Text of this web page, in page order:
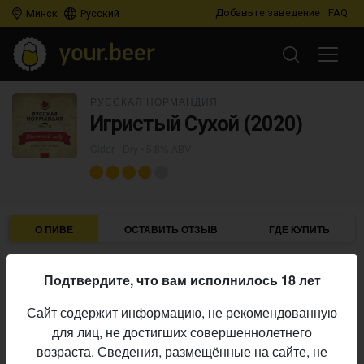
Минск Русский Добавьте заведение FAQ
Игристый Сухой (2020)
О ПИВЕ ОСТАВИТЬ ОТЗЫВ ГДЕ КУПИТЬ
Пивоварня:
Алкоголь:
5,8%
Начало
выпуска:
18.04.2021
Подтвердите, что вам исполнилось 18 лет
Сайт содержит информацию, не рекомендованную
для лиц, не достигших совершеннолетнего
возраста. Сведения, размещённые на сайте, не